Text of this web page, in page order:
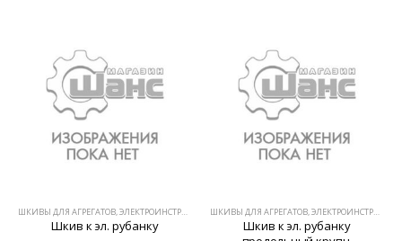
ШКИВЫ ДЛЯ АГРЕГАТОВ, ЭЛЕКТРОИНСТРУМЕНТА
Шкив к эл. рубанку
ШКИВЫ ДЛЯ АГРЕГАТОВ, ЭЛЕКТРОИНСТРУМЕНТА
Шкив к эл. рубанку